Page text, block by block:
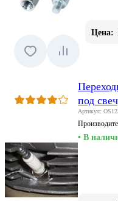
Цена:
под
Артикул:
• В